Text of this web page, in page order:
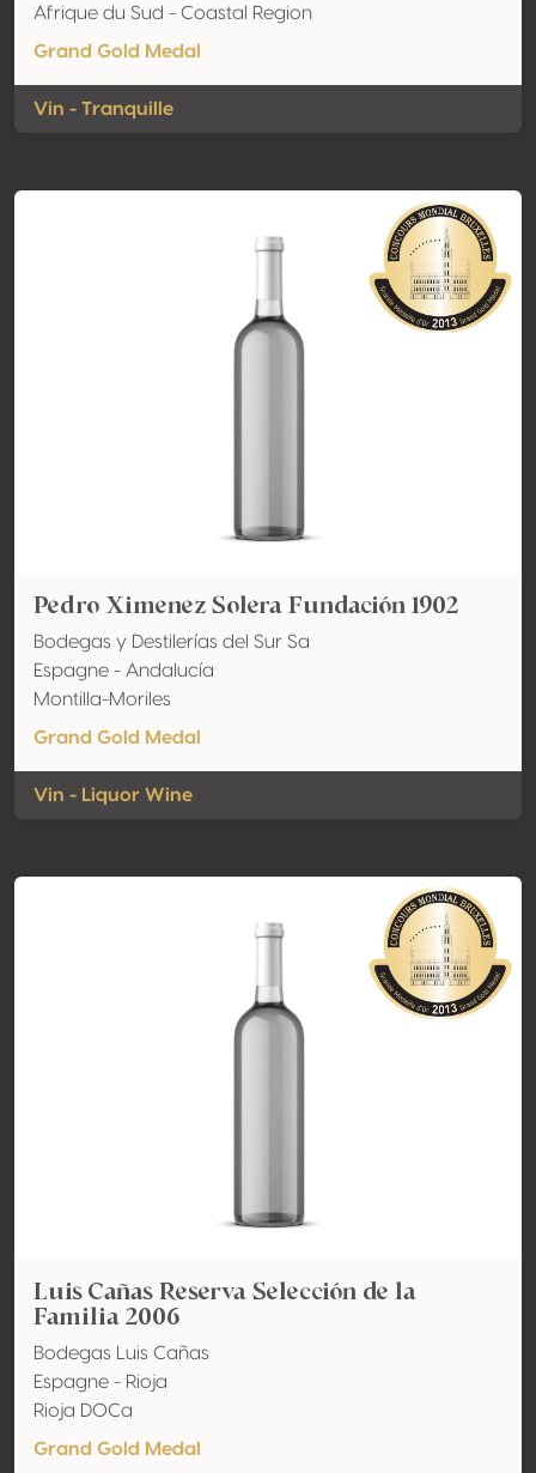
Afrique du Sud - Coastal Region
Grand Gold Medal
Vin - Tranquille
Pedro Ximenez Solera Fundación 1902
Bodegas y Destilerías del Sur Sa
Espagne - Andalucía
Montilla-Moriles
Grand Gold Medal
Vin - Liquor Wine
Luis Cañas Reserva Selección de la
Familia 2006
Bodegas Luis Cañas
Espagne - Rioja
Rioja DOCa
Grand Gold Medal